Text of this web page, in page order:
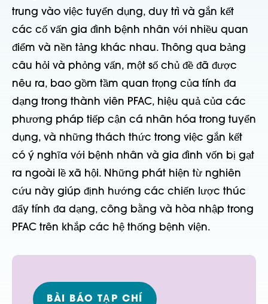
trung vào việc tuyển dụng, duy trì và gắn kết
các cố vấn gia đình bệnh nhân với nhiều quan
điểm và nền tảng khác nhau. Thông qua bảng
câu hỏi và phỏng vấn, một số chủ đề đã được
nêu ra, bao gồm tầm quan trọng của tính đa
dạng trong thành viên PFAC, hiệu quả của các
phương pháp tiếp cận cá nhân hóa trong tuyển
dụng, và những thách thức trong việc gắn kết
có ý nghĩa với bệnh nhân và gia đình vốn bị gạt
ra ngoài lề xã hội. Những phát hiện từ nghiên
cứu này giúp định hướng các chiến lược thúc
đẩy tính đa dạng, công bằng và hòa nhập trong
PFAC trên khắp các hệ thống bệnh viện.
BÀI BÁO TẠP CHÍ